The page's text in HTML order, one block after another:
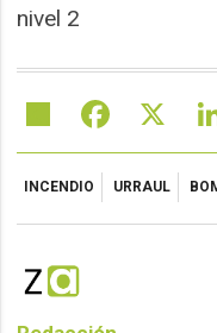
nivel 2
Share Facebook
INCENDIO URRAUL